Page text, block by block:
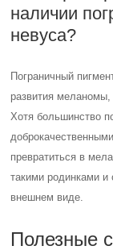
наличии
невуса?
Пограничный
развития
Хотя большинство
превратиться в
такими родинками и
внешнем виде.
Полезные